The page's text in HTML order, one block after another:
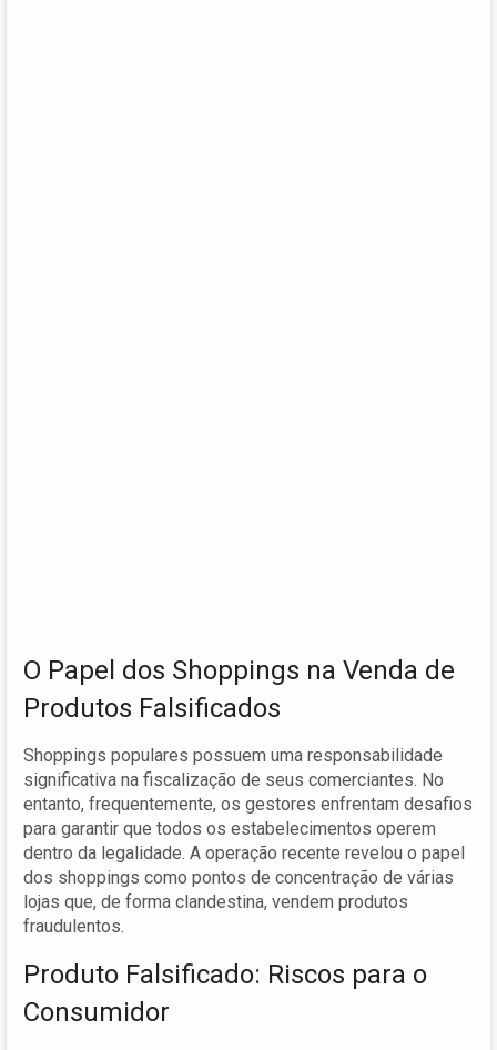
O Papel dos Shoppings na Venda de
Produtos Falsificados
Shoppings populares possuem uma responsabilidade
significativa na fiscalização de seus comerciantes. No
entanto, frequentemente, os gestores enfrentam desafios
para garantir que todos os estabelecimentos operem
dentro da legalidade. A operação recente revelou o papel
dos shoppings como pontos de concentração de várias
lojas que, de forma clandestina, vendem produtos
fraudulentos.
Produto Falsificado: Riscos para o
Consumidor